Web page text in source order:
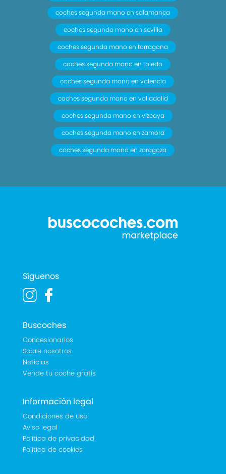
coches segunda mano en salamanca
coches segunda mano en sevilla
coches segunda mano en tarragona
coches segunda mano en toledo
coches segunda mano en valencia
coches segunda mano en valladolid
coches segunda mano en vizcaya
coches segunda mano en zamora
coches segunda mano en zaragoza
Síguenos
Buscoches
Concesionarios
Sobre nosotros
Noticias
Vende tu coche gratis
Información legal
Condiciones de uso
Aviso legal
Política de privacidad
Política de cookies